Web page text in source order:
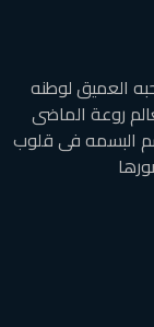
العميق لوطنه
روعة الماضى
البسمه فى قلوب